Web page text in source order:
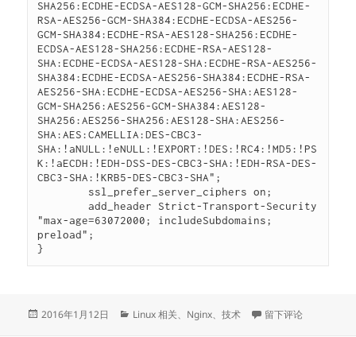
SHA256:ECDHE-ECDSA-AES128-GCM-SHA256:ECDHE-
RSA-AES256-GCM-SHA384:ECDHE-ECDSA-AES256-
GCM-SHA384:ECDHE-RSA-AES128-SHA256:ECDHE-
ECDSA-AES128-SHA256:ECDHE-RSA-AES128-
SHA:ECDHE-ECDSA-AES128-SHA:ECDHE-RSA-AES256-
SHA384:ECDHE-ECDSA-AES256-SHA384:ECDHE-RSA-
AES256-SHA:ECDHE-ECDSA-AES256-SHA:AES128-
GCM-SHA256:AES256-GCM-SHA384:AES128-
SHA256:AES256-SHA256:AES128-SHA:AES256-
SHA:AES:CAMELLIA:DES-CBC3-
SHA:!aNULL:!eNULL:!EXPORT:!DES:!RC4:!MD5:!PS
K:!aECDH:!EDH-DSS-DES-CBC3-SHA:!EDH-RSA-DES-
CBC3-SHA:!KRB5-DES-CBC3-SHA";
        add_header Strict-Transport-Security
"max-age=63072000; includeSubdomains;
preload";
}
发
2016年1月12日
分
Linux 相关、 Nginx、技术 于一份 HTTPS A+
留下评论